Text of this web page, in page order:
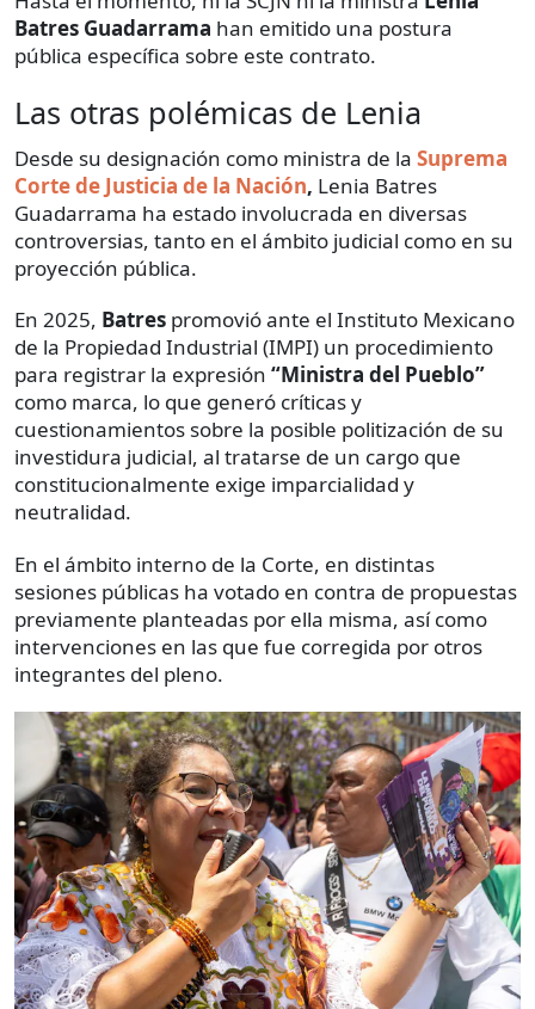
Batres Guadarrama han emitido una postura
pública específica sobre este contrato.
Las otras polémicas de Lenia
Desde su designación como ministra de la Suprema
Corte de Justicia de la Nación, Lenia Batres
Guadarrama ha estado involucrada en diversas
controversias, tanto en el ámbito judicial como en su
proyección pública.
En 2025, Batres promovió ante el Instituto Mexicano
de la Propiedad Industrial (IMPI) un procedimiento
para registrar la expresión “Ministra del Pueblo”
como marca, lo que generó críticas y
cuestionamientos sobre la posible politización de su
investidura judicial, al tratarse de un cargo que
constitucionalmente exige imparcialidad y
neutralidad.
En el ámbito interno de la Corte, en distintas
sesiones públicas ha votado en contra de propuestas
previamente planteadas por ella misma, así como
intervenciones en las que fue corregida por otros
integrantes del pleno.